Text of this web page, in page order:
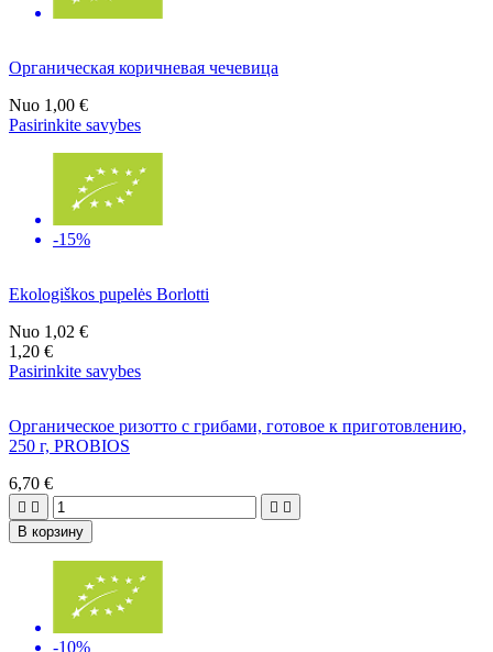
Органическая коричневая чечевица
Nuo 1,00 €
Pasirinkite savybes
-15%
Ekologiškos pupelės Borlotti
Nuo 1,02 €
1,20 €
Pasirinkite savybes
Органическое ризотто с грибами, готовое к приготовлению,
250 г, PROBIOS
6,70 €
   
В корзину
-10%